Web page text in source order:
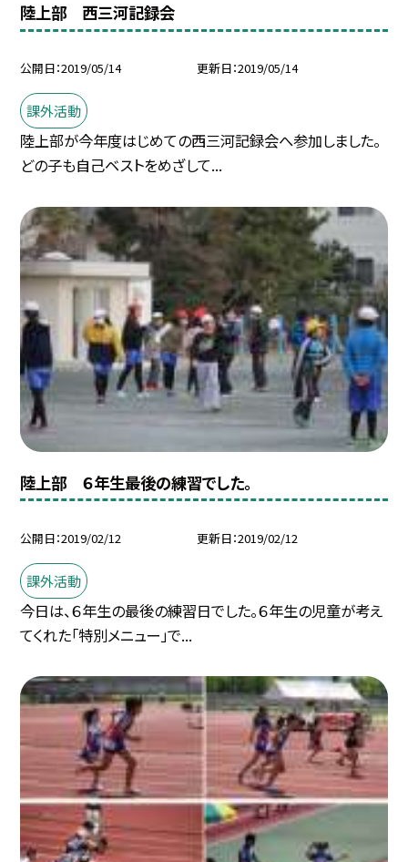
陸上部 西三河記録会
公開日 2019/05/14 更新日 2019/05/14
課外活動
陸上部が今年度はじめての西三河記録会へ参加しました。
どの子も自己ベストをめざして...
陸上部 ６年生最後の練習でした。
公開日 2019/02/12 更新日 2019/02/12
課外活動
今日は、６年生の最後の練習日でした。６年生の児童が考え
てくれた「特別メニュー」で...